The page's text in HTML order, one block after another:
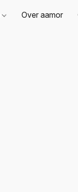
Over aamor